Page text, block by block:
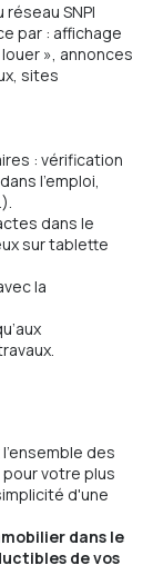
SNPI
par : affichage
», annonces
sites
: vérification
l'emploi,
dans le
sur tablette
la
des
votre plus
d'une
dans le
de vos